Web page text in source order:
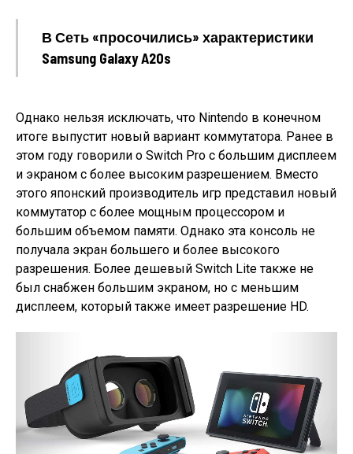
В Сеть «просочились» характеристики
Samsung Galaxy A20s
Однако нельзя исключать, что Nintendo в конечном
итоге выпустит новый вариант коммутатора. Ранее в
этом году говорили о Switch Pro с большим дисплеем
и экраном с более высоким разрешением. Вместо
этого японский производитель игр представил новый
коммутатор с более мощным процессором и
большим объемом памяти. Однако эта консоль не
получала экран большего и более высокого
разрешения. Более дешевый Switch Lite также не
был снабжен большим экраном, но с меньшим
дисплеем, который также имеет разрешение HD.